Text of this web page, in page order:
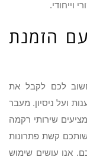
וייחודי.
הזמנת
לכם לקבל את
ועל ניסיון. מעבר
שירותי רקמה
קשת פתרונות
אנו עושים שימוש